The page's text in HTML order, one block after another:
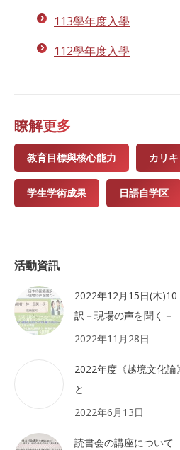
113學年度入學
112學年度入學
瞭解更多
教育目標與核心能力 カリ
学生学術成果 日語自学区
活動資訊
2022年12月15日(木
訳－現場の声を聞く－
2022年11月28日
2022年度《越境文化論
と
2022年6月13日
読書会の講座について